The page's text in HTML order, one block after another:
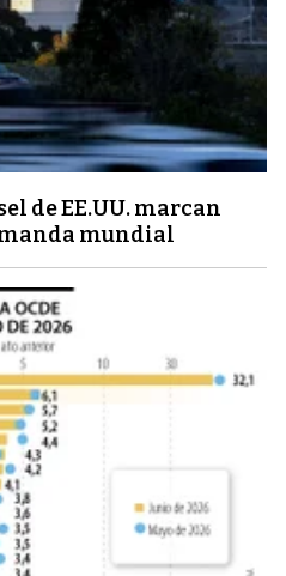
de EE.UU. marcan
mundial